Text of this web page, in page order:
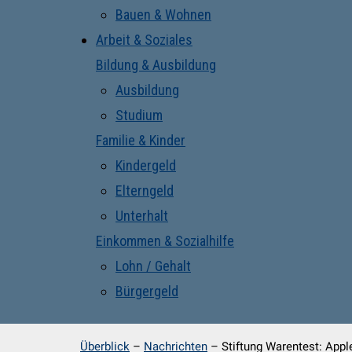
Bauen & Wohnen
Arbeit & Soziales
Bildung & Ausbildung
Ausbildung
Studium
Familie & Kinder
Kindergeld
Elterngeld
Unterhalt
Einkommen & Sozialhilfe
Lohn / Gehalt
Bürgergeld
Überblick – Nachrichten – Stiftung Warentest: